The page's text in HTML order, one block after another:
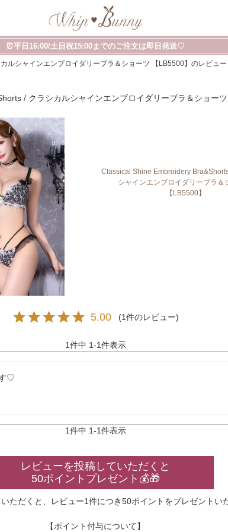
⏰平日16:00/土日祝15:00までのご注文は即日発送♡
ルシャインエンブロイダリーブラ＆ショーツ 【LB5500】のレビュー
/ クラシカルシャインエンブロイダリーブラ＆ショー
Classical Shine Embroidery
シャインエンブロイダリーブラ＆
【LB5500】
5.00 1
1件中 1-1件表示
♡
1件中 1-1件表示
レビューを投稿していただくと
50ポイントプレゼント💰🎁
ただくと、レビュー1件につき50ポイントをプレゼントい
【ポイント付与について】